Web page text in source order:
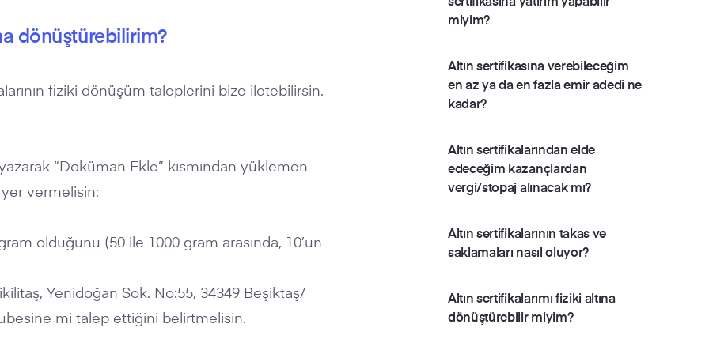
dönüştürebilirim?
fiziki dönüşüm taleplerini bize iletebilirsin.
“Doküman Ekle” kısmından yüklemen
vermelisin:
olduğunu (50 ile 1000 gram arasında, 10’un
Yenidoğan Sok. No:55, 34349 Beşiktaş/
mi talep ettiğini belirtmelisin.
miyim?
Altın sertifikasına verebileceğim
en az ya da en fazla emir adedi ne
kadar?
Altın sertifikalarından elde
edeceğim kazançlardan
vergi/stopaj alınacak mı?
Altın sertifikalarının takas ve
saklamaları nasıl oluyor?
Altın sertifikalarımı fiziki altına
dönüştürebilir miyim?